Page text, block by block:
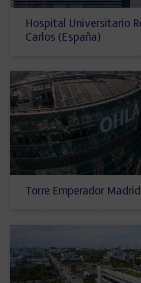
Hospital Universitario
Carlos (España)
Torre Emperador